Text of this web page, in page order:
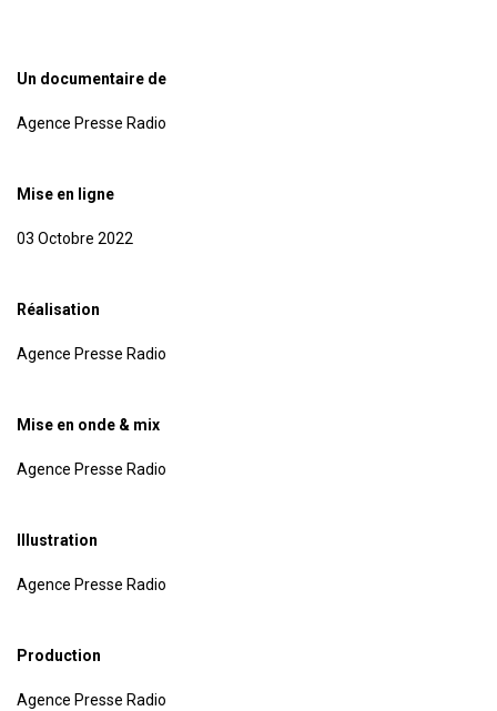
Un documentaire de
Agence Presse Radio
Mise en ligne
03 Octobre 2022
Réalisation
Agence Presse Radio
Mise en onde & mix
Agence Presse Radio
Illustration
Agence Presse Radio
Production
Agence Presse Radio